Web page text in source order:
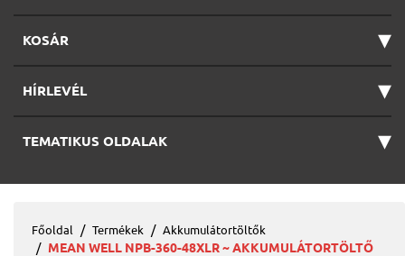
KOSÁR ▾
HÍRLEVÉL ▾
TEMATIKUS OLDALAK ▾
Főoldal Termékek Akkumulátortöltők
MEAN WELL NPB-360-48XLR ~ AKKUMULÁTORTÖLTŐ